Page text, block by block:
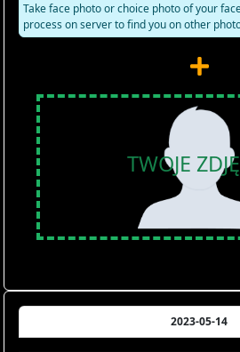
Take face photo or choice photo of your
process on server to find you on other
TWOJE
2023-05-14